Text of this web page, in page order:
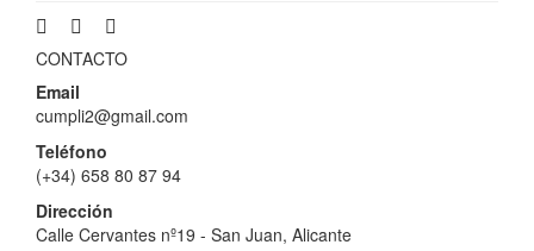
CONTACTO
Email
cumpli2@gmail.com
Teléfono
(+34) 658 80 87 94
Dirección
Calle Cervantes nº19 - San Juan, Alicante